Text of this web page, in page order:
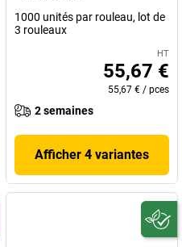
1000 unités par rouleau, lot de
3 rouleaux
HT
55,67 €
55,67 € / pces
2 semaines
Afficher 4 variantes